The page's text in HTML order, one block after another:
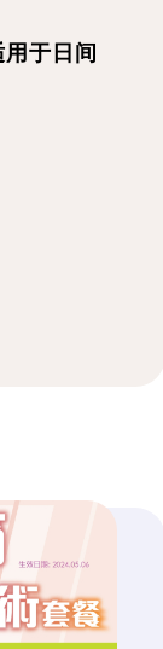
于日间